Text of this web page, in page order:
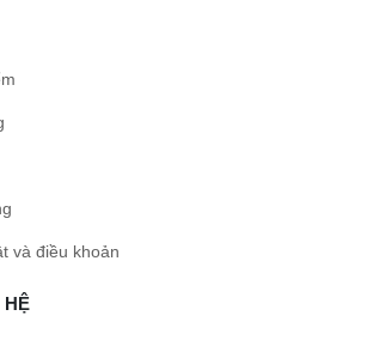
và điều khoản
HỆ